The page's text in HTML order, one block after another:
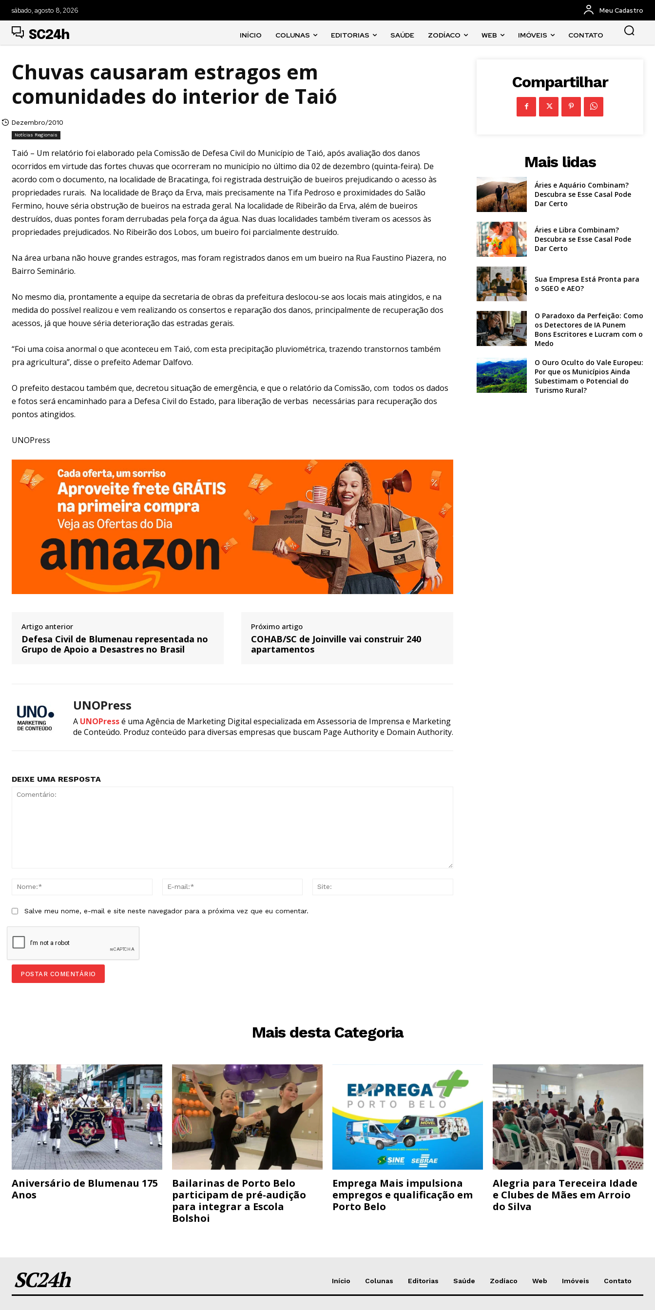
sábado, agosto 8, 2026 Meu Cadastro
SC24h INÍCIO COLUNAS EDITORIAS SAÚDE ZODÍACO WEB IMÓVEIS CONTATO
Chuvas causaram estragos em
comunidades do interior de Taió
Dezembro/2010
Notícias Regionais
Taió – Um relatório foi elaborado pela Comissão de Defesa Civil do Município de Taió, após avaliação dos danos
ocorridos em virtude das fortes chuvas que ocorreram no município no último dia 02 de dezembro (quinta-feira). De
acordo com o documento, na localidade de Bracatinga, foi registrada destruição de bueiros prejudicando o acesso às
propriedades rurais. Na localidade de Braço da Erva, mais precisamente na Tifa Pedroso e proximidades do Salão
Fermino, houve séria obstrução de bueiros na estrada geral. Na localidade de Ribeirão da Erva, além de bueiros
destruídos, duas pontes foram derrubadas pela força da água. Nas duas localidades também tiveram os acessos às
propriedades prejudicados. No Ribeirão dos Lobos, um bueiro foi parcialmente destruído.
Na área urbana não houve grandes estragos, mas foram registrados danos em um bueiro na Rua Faustino Piazera, no
Bairro Seminário.
No mesmo dia, prontamente a equipe da secretaria de obras da prefeitura deslocou-se aos locais mais atingidos, e na
medida do possível realizou e vem realizando os consertos e reparação dos danos, principalmente de recuperação dos
acessos, já que houve séria deterioração das estradas gerais.
“Foi uma coisa anormal o que aconteceu em Taió, com esta precipitação pluviométrica, trazendo transtornos também
pra agricultura”, disse o prefeito Ademar Dalfovo.
O prefeito destacou também que, decretou situação de emergência, e que o relatório da Comissão, com todos os dados
e fotos será encaminhado para a Defesa Civil do Estado, para liberação de verbas necessárias para recuperação dos
pontos atingidos.
UNOPress
Artigo anterior
Defesa Civil de Blumenau representada no
Grupo de Apoio a Desastres no Brasil
Próximo artigo
COHAB/SC de Joinville vai construir 240
apartamentos
UNOPress
A UNOPressé uma Agência de Marketing Digital especializada em Assessoria de Imprensa e Marketing
de Conteúdo. Produz conteúdo para diversas empresas que buscam Page Authority e Domain Authority.
DEIXE UMA RESPOSTA
Nome:*
Salve meu nome, e-mail e site neste navegador para a próxima vez que eu comentar.
Compartilhar
Mais lidas
Áries e Aquário Combinam?
Descubra se Esse Casal Pode
Dar Certo
Áries e Libra Combinam?
Descubra se Esse Casal Pode
Dar Certo
Sua Empresa Está Pronta para
o SGEO e AEO?
O Paradoxo da Perfeição: Como
os Detectores de IA Punem
Bons Escritores e Lucram com o
Medo
O Ouro Oculto do Vale Europeu:
Por que os Municípios Ainda
Subestimam o Potencial do
Turismo Rural?
Mais desta Categoria
Aniversário de Blumenau 175
Anos
Bailarinas de Porto Belo
participam de pré-audição
para integrar a Escola
Bolshoi
Emprega Mais impulsiona
empregos e qualificação em
Porto Belo
Alegria para Tereceira Idade
e Clubes de Mães em Arroio
do Silva
SC24h Início Colunas Editorias Saúde Zodíaco Web Imóveis Contato